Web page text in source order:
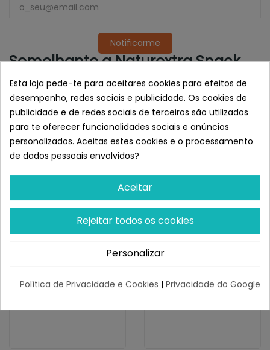
Notificarme
Semelhante a Naturextra Snack
Bocados de buey para perros
TIEMPO DE PROFESIONALES
Tiempo De Profesionales
¡Últimas produtos!
GLORIA
Gloria Snackys Sticks De
Pollo
¡Últimas produtos!
Esta loja pede-te para aceitares cookies para efeitos de
desempenho, redes sociais e publicidade. Os cookies de
publicidade e de redes sociais de terceiros são utilizados
para te oferecer funcionalidades sociais e anúncios
personalizados. Aceitas estes cookies e o processamento
de dados pessoais envolvidos?
Aceitar
Rejeitar todos os cookies
Personalizar
Política de Privacidade e Cookies | Privacidade do Google